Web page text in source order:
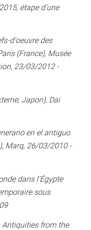
étape d'une
d'oeuvre des
(France), Musée
23/03/2012 -
Japon), Dai
en el antiguo
Marq, 26/03/2010 -
dans l'Égypte
sous
Antiquities from the